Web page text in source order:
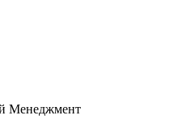
Менеджмент